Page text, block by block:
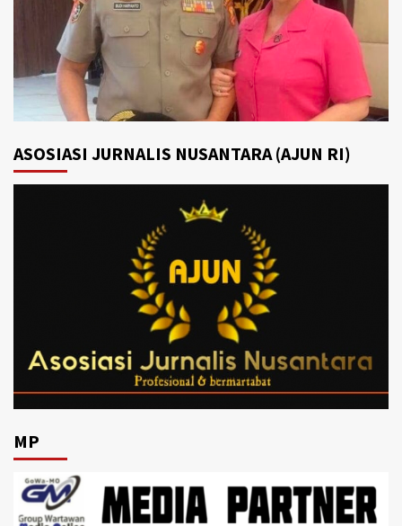
ASOSIASI JURNALIS NUSANTARA (AJUN RI)
MP